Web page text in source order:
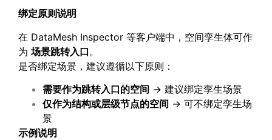
绑定原则说明
在 DataMesh Inspector 等客户端中，空间孪生体可作
为 场景跳转入口 。
是否绑定场景，建议遵循以下原则：
需要作为跳转入口的空间 → 建议绑定孪生场景
仅作为结构或层级节点的空间 → 可不绑定孪生场
景
示例说明